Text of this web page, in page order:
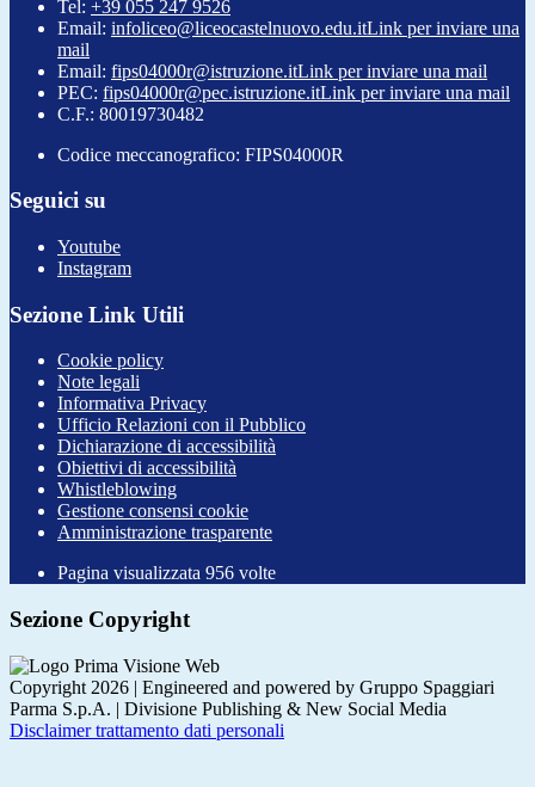
Tel: +39 055 247 9526
Email: infoliceo@liceocastelnuovo.edu.itLink per inviare una
mail
Email: fips04000r@istruzione.itLink per inviare una mail
PEC: fips04000r@pec.istruzione.itLink per inviare una mail
C.F.: 80019730482
Codice meccanografico: FIPS04000R
Seguici su
Youtube
Instagram
Sezione Link Utili
Cookie policy
Note legali
Informativa Privacy
Ufficio Relazioni con il Pubblico
Dichiarazione di accessibilità
Obiettivi di accessibilità
Whistleblowing
Gestione consensi cookie
Amministrazione trasparente
Pagina visualizzata 956 volte
Sezione Copyright
Copyright 2026 | Engineered and powered by Gruppo Spaggiari
Parma S.p.A. | Divisione Publishing & New Social Media
Disclaimer trattamento dati personali